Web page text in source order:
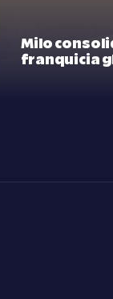
Milo
franquicia